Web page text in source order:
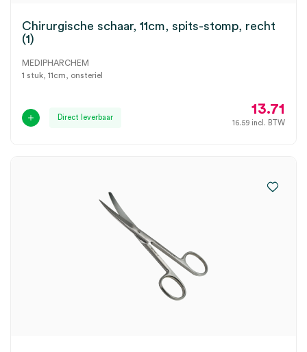
Chirurgische schaar, 11cm, spits-stomp, recht
(1)
MEDIPHARCHEM
1 stuk, 11cm, onsteriel
Direct leverbaar
13.71
16.59 incl. BTW